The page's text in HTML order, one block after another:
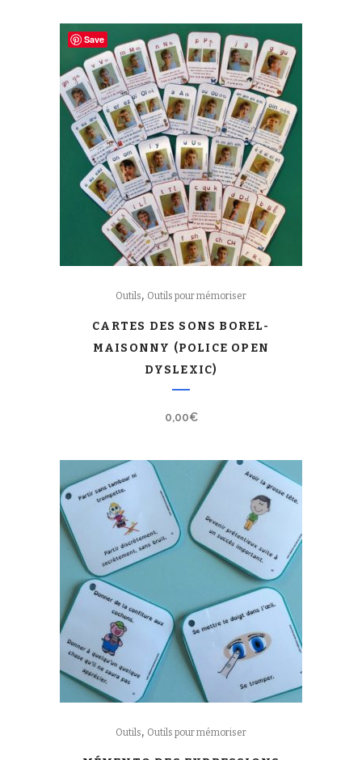
Outils, Outils pour mémoriser
CARTES DES SONS BOREL-
MAISONNY (POLICE OPEN
DYSLEXIC)
0,00€
Outils, Outils pour mémoriser
Save